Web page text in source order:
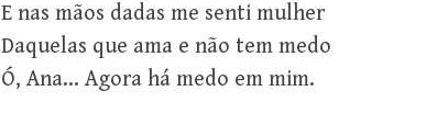
E nas mãos dadas me senti mulher
Daquelas que ama e não tem medo
Ó, Ana… Agora há medo em mim.